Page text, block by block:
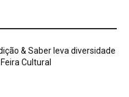
& Saber leva diversidade
Cultural